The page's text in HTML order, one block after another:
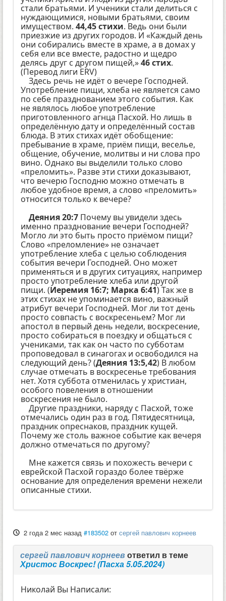
стали братьями. И ученики стали делиться с
нуждающимися, новыми братьями, своим
имуществом. 44,45 стихи. Ведь они были
приезжие из других городов. И «Каждый день
они собирались вместе в храме, а в домах у
себя ели все вместе, радостно и щедро
делясь друг с другом пищей,»46 стих.
(Перевод лиги ERV)
Здесь речь не идёт о вечере Господней.
Употребление пищи, хлеба не является само
по себе празднованием этого события. Как
не являлось любое употребление
приготовленного агнца Пасхой. Но лишь в
определённую дату и определённый состав
блюда. В этих стихах идёт обобщение:
пребывание в храме, приём пищи, веселье,
общение, обучение, молитвы и ни слова про
вино. Однако вы выделили только слово
«преломить». Разве эти стихи доказывают,
что вечерю Господню можно отмечать в
любое удобное время, а слово «преломить»
относится только к вечере?
Деяния 20:7 Почему вы увидели здесь
именно празднование вечери Господней?
Могло ли это быть просто приёмом пищи?
Слово «преломление» не означает
употребление хлеба с целью соблюдения
события вечери Господней. Оно может
применяться и в других ситуациях, например
просто употребление хлеба или другой
пищи. (Иеремия 16:7; Марка 6:41) Так же в
этих стихах не упоминается вино, важный
атрибут вечери Господней. Мог ли тот день
просто совпасть с воскресеньем? Мог ли
апостол в первый день недели, воскресение,
просто собираться в поездку и общаться с
учениками, так как он часто по субботам
проповедовал в синагогах и освободился на
следующий день? (Деяния 13:5,42) В любом
случае отмечать в воскресенье требования
нет. Хотя суббота отменилась у христиан,
особого повеления в отношении
воскресения не было.
Другие праздники, наряду с Пасхой, тоже
отмечались один раз в год. Пятидесятница,
праздник опреснаков, праздник кущей.
Почему же столь важное событие как вечеря
должно отмечаться по другому?
Мне кажется связь и похожесть вечери с
еврейской Пасхой гораздо более твёрже
основание для определения времени нежели
описанные стихи.
2 года 2 мес назад #183502 отсергей павлович корнеев
сергей павлович корнеевответил в теме
Христос Воскрес! (Пасха 5.05.2024)
Николай Вы Написали: